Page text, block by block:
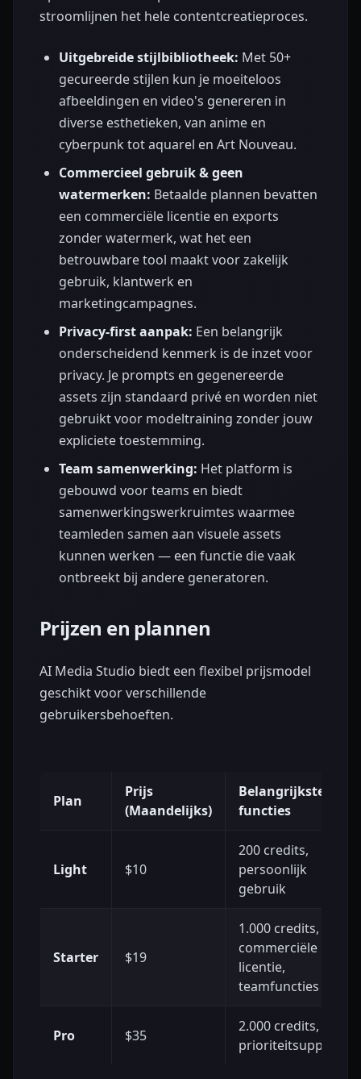
stroomlijnen het hele contentcreatieproces.
Uitgebreide stijlbibliotheek: Met 50+
gecureerde stijlen kun je moeiteloos
afbeeldingen en video's genereren in
diverse esthetieken, van anime en
cyberpunk tot aquarel en Art Nouveau.
Commercieel gebruik & geen
watermerken: Betaalde plannen bevatten
een commerciële licentie en exports
zonder watermerk, wat het een
betrouwbare tool maakt voor zakelijk
gebruik, klantwerk en
marketingcampagnes.
Privacy-first aanpak: Een belangrijk
onderscheidend kenmerk is de inzet voor
privacy. Je prompts en gegenereerde
assets zijn standaard privé en worden niet
gebruikt voor modeltraining zonder jouw
expliciete toestemming.
Team samenwerking: Het platform is
gebouwd voor teams en biedt
samenwerkingswerkruimtes waarmee
teamleden samen aan visuele assets
kunnen werken — een functie die vaak
ontbreekt bij andere generatoren.
Prijzen en plannen
AI Media Studio biedt een flexibel prijsmodel
geschikt voor verschillende
gebruikersbehoeften.
Plan
Prijs
(Maandelijks)
Belangrijkste
functies
Light $10
200 credits,
persoonlijk
gebruik
Starter $19
1.000 credits,
commerciële
licentie,
teamfuncties
Pro $35
2.000 credits,
prioriteitsupport